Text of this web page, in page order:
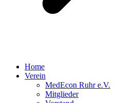
Home
Verein
MedEcon Ruhr e.V.
Mitglieder